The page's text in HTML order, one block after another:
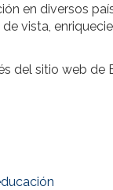
en diversos
vista,
del sitio web de